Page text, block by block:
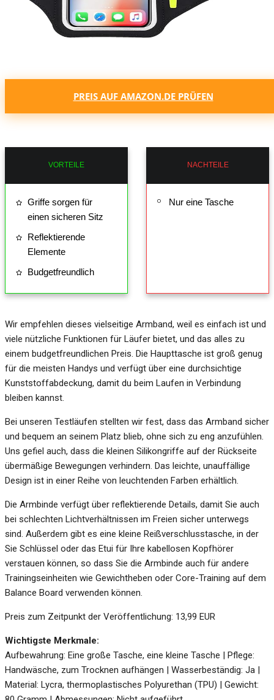
PREIS AUF AMAZON.DE PRÜFEN
VORTEILE
Griffe sorgen für
einen sicheren Sitz
Reflektierende
Elemente
Budgetfreundlich
NACHTEILE
Nur eine Tasche
Wir empfehlen dieses vielseitige Armband, weil es einfach ist und
viele nützliche Funktionen für Läufer bietet, und das alles zu
einem budgetfreundlichen Preis. Die Haupttasche ist groß genug
für die meisten Handys und verfügt über eine durchsichtige
Kunststoffabdeckung, damit du beim Laufen in Verbindung
bleiben kannst.
Bei unseren Testläufen stellten wir fest, dass das Armband sicher
und bequem an seinem Platz blieb, ohne sich zu eng anzufühlen.
Uns gefiel auch, dass die kleinen Silikongriffe auf der Rückseite
übermäßige Bewegungen verhindern. Das leichte, unauffällige
Design ist in einer Reihe von leuchtenden Farben erhältlich.
Die Armbinde verfügt über reflektierende Details, damit Sie auch
bei schlechten Lichtverhältnissen im Freien sicher unterwegs
sind. Außerdem gibt es eine kleine Reißverschlusstasche, in der
Sie Schlüssel oder das Etui für Ihre kabellosen Kopfhörer
verstauen können, so dass Sie die Armbinde auch für andere
Trainingseinheiten wie Gewichtheben oder Core-Training auf dem
Balance Board verwenden können.
Preis zum Zeitpunkt der Veröffentlichung: 13,99 EUR
Wichtigste Merkmale:
Aufbewahrung: Eine große Tasche, eine kleine Tasche | Pflege:
Handwäsche, zum Trocknen aufhängen | Wasserbeständig: Ja |
Material: Lycra, thermoplastisches Polyurethan (TPU) | Gewicht: